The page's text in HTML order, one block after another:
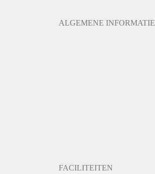
ALGEMENE INFORMATIE
FACILITEITEN